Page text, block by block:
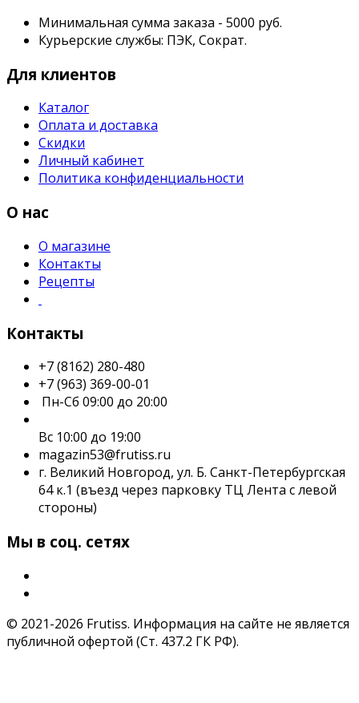
Минимальная сумма заказа - 5000 руб.
Курьерские службы: ПЭК, Сократ.
Для клиентов
Каталог
Оплата и доставка
Скидки
Личный кабинет
Политика конфиденциальности
О нас
О магазине
Контакты
Рецепты
Контакты
+7 (8162) 280-480
+7 (963) 369-00-01
Пн-Сб 09:00 до 20:00
Вс 10:00 до 19:00
magazin53@frutiss.ru
г. Великий Новгород, ул. Б. Санкт-Петербургская
64 к.1 (въезд через парковку ТЦ Лента с левой
стороны)
Мы в соц. сетях
© 2021-2026 Frutiss. Информация на сайте не является
публичной офертой (Ст. 437.2 ГК РФ).